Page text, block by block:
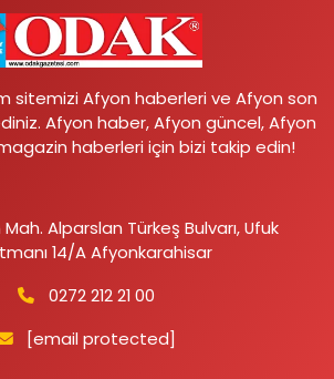
sitemizi Afyon haberleri ve Afyon son
Afyon haber, Afyon güncel, Afyon
haberleri için bizi takip edin!
Alparslan Türkeş Bulvarı, Ufuk
14/A Afyonkarahisar
0272 212 21 00
[email protected]